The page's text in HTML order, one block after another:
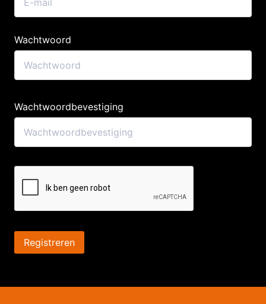
Wachtwoord
Wachtwoordbevestiging
Registreren